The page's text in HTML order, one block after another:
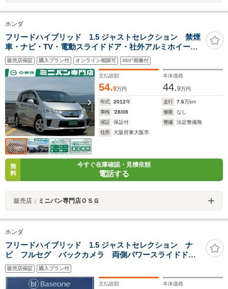
ホンダ
フリードハイブリッド 1.5 ジャストセレクション 禁煙
車・ナビ・TV・電動スライドドア・社外アルミホイー
ル・オートライト・リアスポイラー・クルーズコントロ
ール・ウインカーミラー・キーレス・ステアリングスイ
ッチ・パワーウインド・パワーステアリング
販売店保証 購入プラン付 オンライン相談可 360°画像付
支払総額
54.9万円
本体価格
44.9万円
年式 2012年 走行 7.6万km
車検
'28/08 修復
なし
保証
保証付 整備
法定整備無
住所
大阪府東大阪市
無
料
今すぐ在庫確認・見積依頼
電話する
販売店： ミニバン専門店ＯＳＧ
ホンダ
フリードハイブリッド 1.5 ジャストセレクション ナ
ビ フルセグ バックカメラ 両側パワースライドド
ア オートエアコン クルーズコントロール スマート
キー HIDヘッドライト Moduro15インチアルミホイー
ル オートライト
販売店保証 購入プラン付
支払総額 本体価格